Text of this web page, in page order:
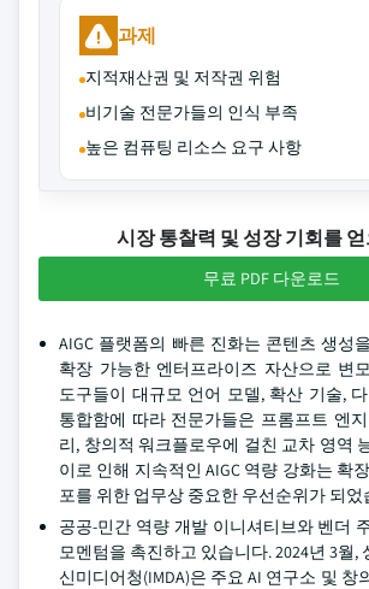
과제
지적재산권 및 저작권 위험
비기술 전문가들의 인식 부족
높은 컴퓨팅 리소스 요구 사항
시장 통찰력 및 성장 기회를
무료 PDF 다운로드
AIGC 플랫폼의 빠른 진화는 콘텐츠 생성
확장 가능한 엔터프라이즈 자산으로 변
도구들이 대규모 언어 모델, 확산 기술,
통합함에 따라 전문가들은 프롬프트 엔
리, 창의적 워크플로우에 걸친 교차 영역
이로 인해 지속적인 AIGC 역량 강화는 확
포를 위한 업무상 중요한 우선순위가 되었
공공-민간 역량 개발 이니셔티브와 벤더
모멘텀을 촉진하고 있습니다. 2024년 3월,
신미디어청(IMDA)은 주요 AI 연구소 및 창